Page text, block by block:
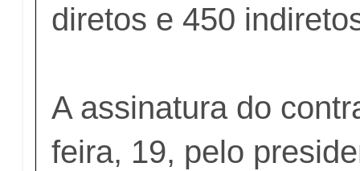
diretos e 450
A assinatura do
feira, 19, pelo